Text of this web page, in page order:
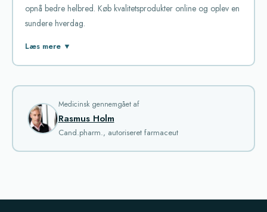
opnå bedre helbred. Køb kvalitetsprodukter online og oplev en
sundere hverdag.
I kategorien "Fordøjelses- og Helbred" på vores online apotek
forbedre din generelle mave- og tarmhelse. Mange brugere
har rapporteret om positive erfaringer med nogle af de mest
populære præparater, hvilket har gjort dem til foretrukne valg
blandt patienter og medicinske fagfolk.
Et af de mest kendte lægemidler i kategorien erAciphex.
maven. Mange patienter har oplevet en betydelig forbedring i
Læs mere ▼
Medicinsk gennemgået af
Rasmus Holm
Cand.pharm., autoriseret farmaceut